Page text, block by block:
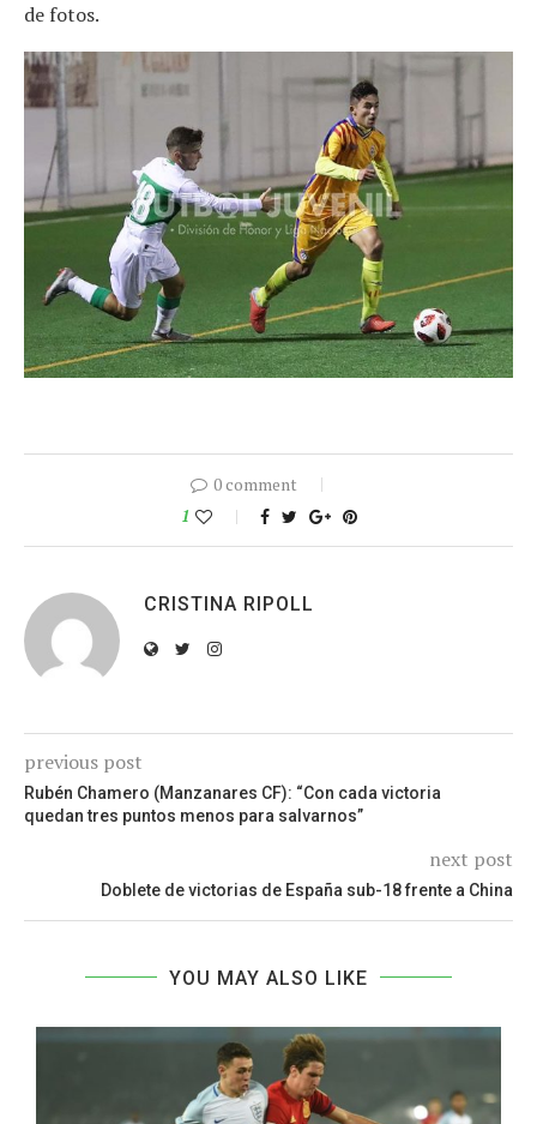
de fotos.
0 comment
1
CRISTINA RIPOLL
previous post
Rubén Chamero (Manzanares CF): “Con cada victoria
quedan tres puntos menos para salvarnos”
next post
Doblete de victorias de España sub-18 frente a China
YOU MAY ALSO LIKE